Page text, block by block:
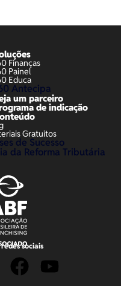
Finanças
Painel
Educa
Antecipa
um parceiro
de indicação
Gratuitos
de Sucesso
da Reforma Tributária
sociais